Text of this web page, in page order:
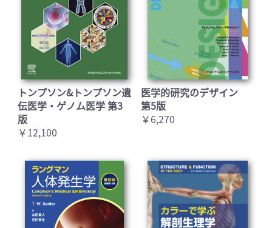
トンプソン&トンプソン遺
伝医学・ゲノム医学 第3
版
￥12,100
医学的研究のデザイン
第5版
￥6,270